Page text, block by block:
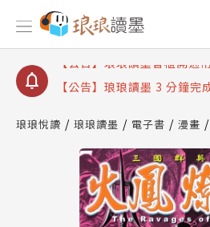
【公告】琅琅讀墨數位閱讀
【公告】琅琅讀墨書櫃開通
【公告】琅琅讀墨 3 分鐘完
請圖文教學
查詢
【公告】琅琅讀墨數位閱讀
琅琅悅讀 琅琅讀墨 電子書 漫畫